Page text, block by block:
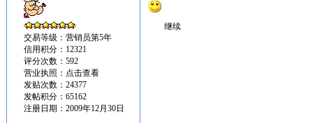
交易等级：营销员第5年
信用积分：12321
评分次数：592
营业执照： 点击查看
发贴次数：24377
发帖积分：65162
注册日期：2009年12月30日
继续